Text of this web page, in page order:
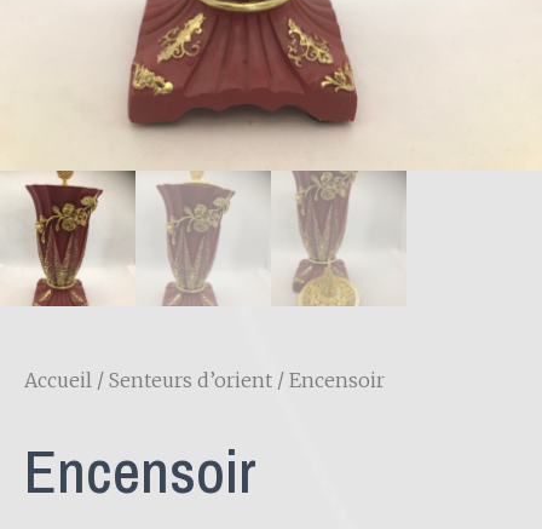
Accueil / Senteurs d’orient / Encensoir
Encensoir